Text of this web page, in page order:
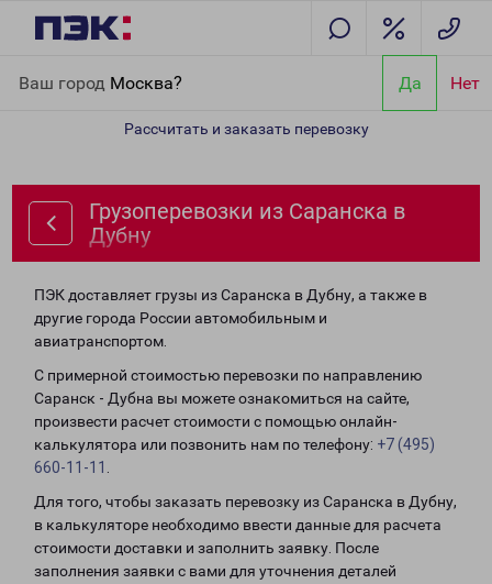
Ваш город Москва? Да Нет
Рассчитать и заказать перевозку
Грузоперевозки из Саранска в
Дубну
ПЭК доставляет грузы из Саранска в Дубну, а также в
другие города России автомобильным и
авиатранспортом.
С примерной стоимостью перевозки по направлению
Саранск - Дубна вы можете ознакомиться на сайте,
произвести расчет стоимости с помощью онлайн-
калькулятора или позвонить нам по телефону: +7 (495)
660-11-11
Для того, чтобы заказать перевозку из Саранска в Дубну,
в калькуляторе необходимо ввести данные для расчета
стоимости доставки и заполнить заявку. После
заполнения заявки с вами для уточнения деталей